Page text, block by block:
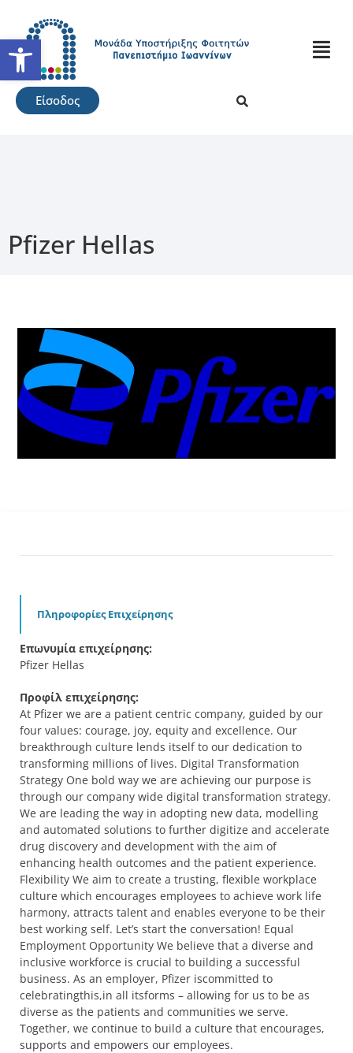
Ανοίξτε τη γραμμή
Είσοδος
Pfizer Hellas
Πληροφορίες Επιχείρησης
Επωνυμία επιχείρησης:
Pfizer Hellas
Προφίλ επιχείρησης:
At Pfizer we are a patient centric company, guided by our
four values: courage, joy, equity and excellence. Our
breakthrough culture lends itself to our dedication to
transforming millions of lives. Digital Transformation
Strategy One bold way we are achieving our purpose is
through our company wide digital transformation strategy.
We are leading the way in adopting new data, modelling
and automated solutions to further digitize and accelerate
drug discovery and development with the aim of
enhancing health outcomes and the patient experience.
Flexibility We aim to create a trusting, flexible workplace
culture which encourages employees to achieve work life
harmony, attracts talent and enables everyone to be their
best working self. Let’s start the conversation! Equal
Employment Opportunity We believe that a diverse and
inclusive workforce is crucial to building a successful
business. As an employer, Pfizer iscommitted to
celebratingthis,in all itsforms – allowing for us to be as
diverse as the patients and communities we serve.
Together, we continue to build a culture that encourages,
supports and empowers our employees.